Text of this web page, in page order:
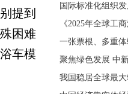
提到
困难
车模
《2025年全球工
聚焦绿色发展 中
我国稳居全球最